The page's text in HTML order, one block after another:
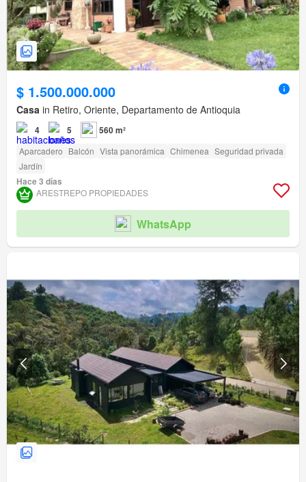
$ 1.500.000.000
Casa in Retiro, Oriente, Departamento de Antioquia
4 5 560 m²
Aparcadero Balcón Vista panorámica Chimenea Seguridad privada
Jardín
Hace 3 días
ARESTREPO PROPIEDADES
WhatsApp